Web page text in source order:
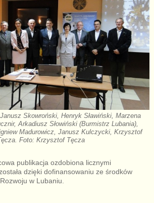
Skowroński, Henryk Sławiński, Marzena
Arkadiusz Słowiński (Burmistrz Lubania),
Madurowicz, Janusz Kulczycki, Krzysztof
Foto: Krzysztof Tęcza
publikacja ozdobiona licznymi
dzięki dofinansowaniu ze środków
w Lubaniu.